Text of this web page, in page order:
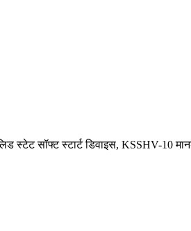
स्टेट सॉफ्ट स्टार्ट डिवाइस, KSSHV-10